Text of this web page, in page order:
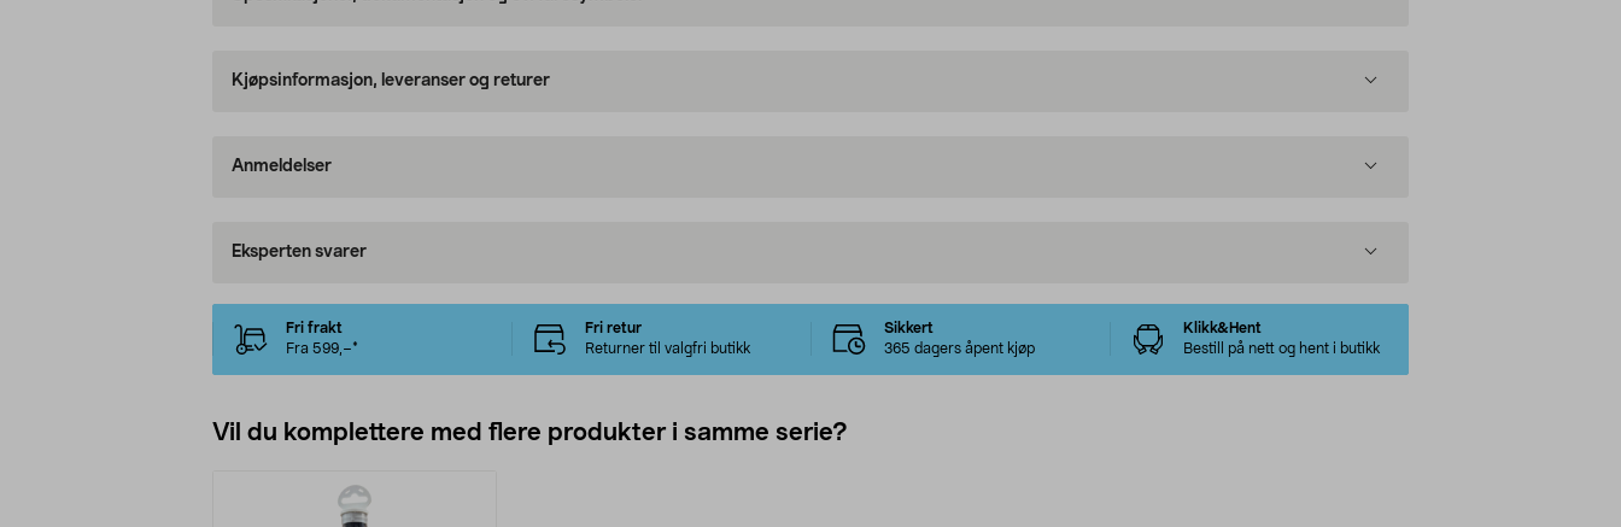
Kjøpsinformasjon, leveranser og returer
Anmeldelser
Eksperten svarer
Fri frakt
Fra 599,–*
Fri retur
Returner til valgfri butikk
Sikkert
365 dagers åpent kjøp
Klikk&Hent
Bestill på nett og hent i butikk
Vil du komplettere med flere produkter i samme serie?